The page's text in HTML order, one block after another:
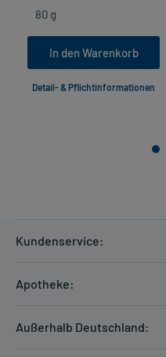
In den Warenkorb
Detail- & Pflichtinformationen
Kundenservice:
Zahlungsarten
Apotheke:
Außerhalb Deutschland: